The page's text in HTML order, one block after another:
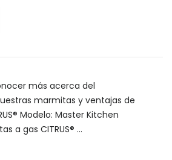
más acerca del
marmitas y ventajas de
Modelo: Master Kitchen
a gas CITRUS® …